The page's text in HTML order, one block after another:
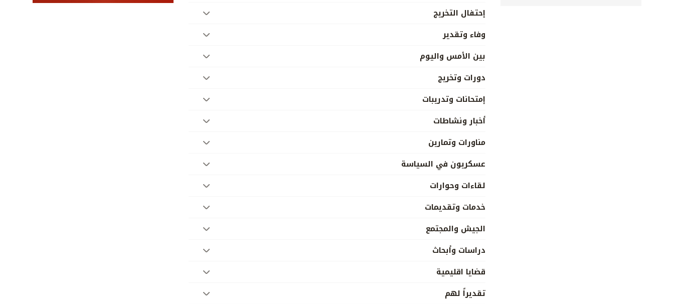
إحتفال التخريج
وفاء وتقدير
بين الأمس واليوم
دورات وتخريج
إمتحانات وتدريبات
أخبار ونشاطات
مناورات وتمارين
عسكريون في السياسة
لقاءات وحوارات
خدمات وتقديمات
الجيش والمجتمع
دراسات وأبحاث
قضايا اقليمية
تقديراً لهم